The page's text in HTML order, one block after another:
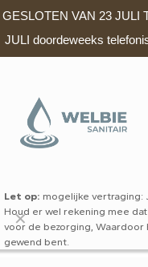
GESLOTEN VAN 23 JULI
JULI doordeweeks
Let op: mogelijke vertraging:
Houd er wel rekening mee
voor de bezorging, Waardoor
gewend bent.
✕